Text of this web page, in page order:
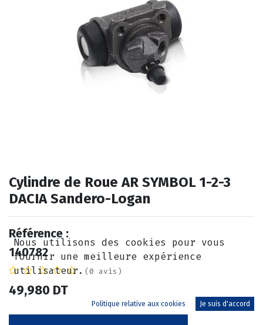
Cylindre de Roue AR SYMBOL 1-2-3
DACIA Sandero-Logan
Référence :
140782
(0 avis)
49,980 DT
Nous utilisons des cookies pour vous
fournir une meilleure expérience
utilisateur.
Politique relative aux cookies Je suis d'accord